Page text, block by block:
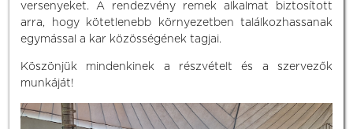
versenyeket. A rendezvény remek alkalmat biztosított
arra, hogy kötetlenebb környezetben találkozhassanak
egymással a kar közösségének tagjai.
Köszönjük mindenkinek a részvételt és a szervezők
munkáját!